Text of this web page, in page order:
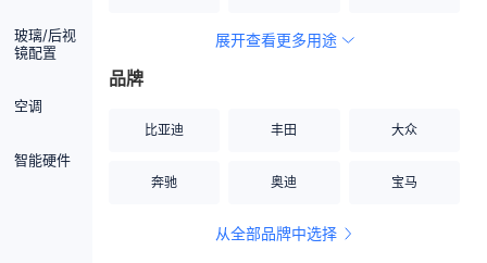
玻璃/后视
镜配置
空调
智能硬件
空间宽敞
展开查看更多用途
品牌
比亚迪 丰田 大众
奔驰 奥迪 宝马
从全部品牌中选择